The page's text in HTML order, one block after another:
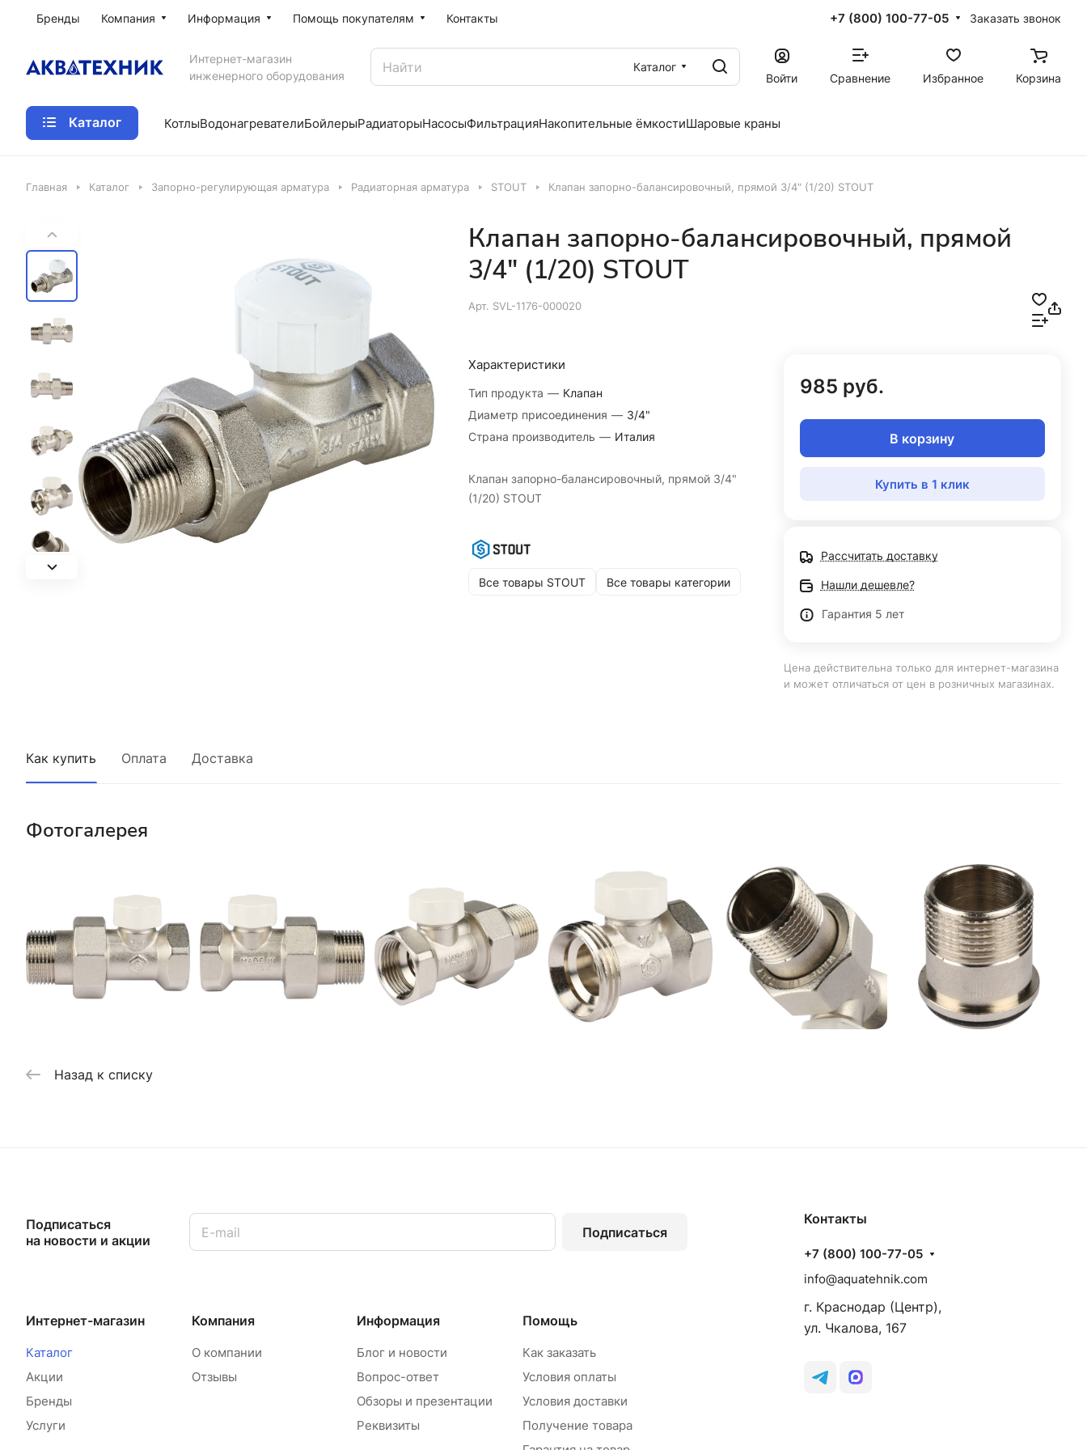
Бренды Компания Информация Помощь покупателям Контакты +7 (800) 100-77-05 Заказать звонок
Интернет-магазин
инженерного оборудования
Каталог
Войти
Сравнение Избранное Корзина
Каталог КотлыВодонагревателиБойлерыРадиаторыНасосыФильтрацияНакопительные ёмкостиШаровые краны
Главная Каталог Запорно-регулирующая арматура Радиаторная арматура STOUT Клапан запорно-балансировочный, прямой 3/4" (1/20) STOUT
Клапан запорно-балансировочный, прямой
3/4" (1/20) STOUT
Арт. SVL-1176-000020
Характеристики
Тип продукта — Клапан
Диаметр присоединения — 3/4"
Страна производитель — Италия
Клапан запорно-балансировочный, прямой 3/4"
(1/20) STOUT
Все товары STOUT Все товары категории
985 руб.
В корзину
Купить в 1 клик
Рассчитать доставку
Нашли дешевле?
Гарантия 5 лет
Цена действительна только для интернет-магазина
и может отличаться от цен в розничных магазинах.
Как купить Оплата Доставка
Фотогалерея
Назад к списку
Подписаться
на новости и акции
Подписаться
Интернет-магазин
Каталог
Акции
Бренды
Услуги
Компания
О компании
Отзывы
Информация
Блог и новости
Вопрос-ответ
Обзоры и презентации
Реквизиты
Помощь
Как заказать
Условия оплаты
Условия доставки
Получение товара
Контакты
+7 (800) 100-77-05
info@aquatehnik.com
г. Краснодар (Центр),
ул. Чкалова, 167